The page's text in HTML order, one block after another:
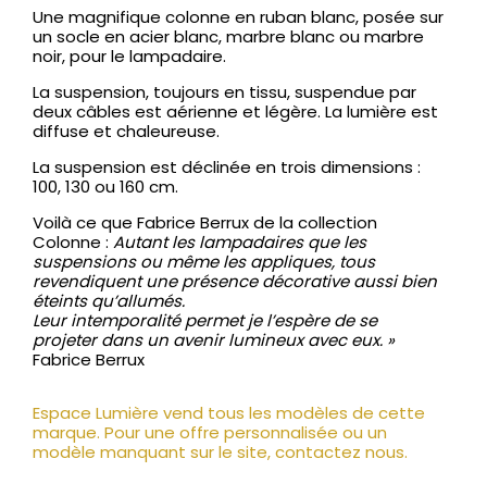
Une magnifique colonne en ruban blanc, posée sur
un socle en acier blanc, marbre blanc ou marbre
noir, pour le lampadaire.
La suspension, toujours en tissu, suspendue par
deux câbles est aérienne et légère. La lumière est
diffuse et chaleureuse.
La suspension est déclinée en trois dimensions :
100, 130 ou 160 cm.
Voilà ce que Fabrice Berrux de la collection
Colonne : Autant les lampadaires que les
suspensions ou même les appliques, tous
revendiquent une présence décorative aussi bien
éteints qu’allumés.
Leur intemporalité permet je l’espère de se
projeter dans un avenir lumineux avec eux. »
Fabrice Berrux
Espace Lumière vend tous les modèles de cette
marque. Pour une offre personnalisée ou un
modèle manquant sur le site, contactez nous.